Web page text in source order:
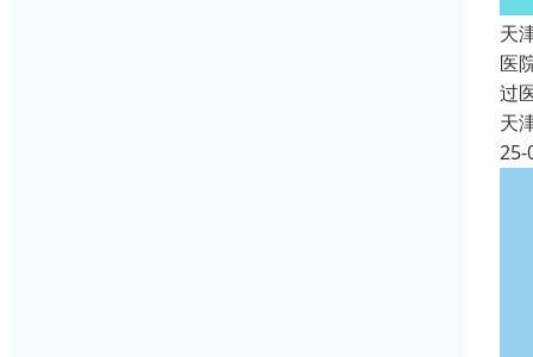
天
医
过
天
25-